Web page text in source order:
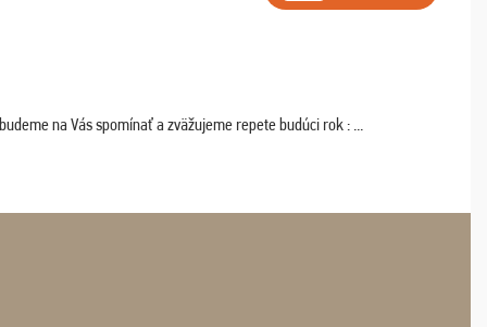
na Vás spomínať a zväžujeme repete budúci rok : ...